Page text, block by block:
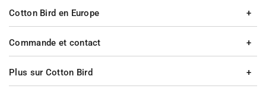
Commande et contact
Plus sur Cotton Bird
Cotton Bird en Europe